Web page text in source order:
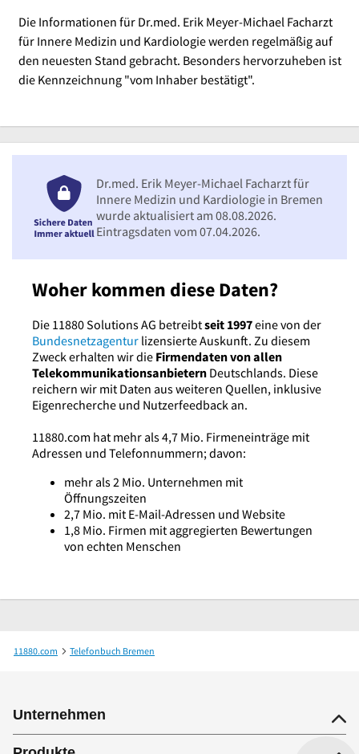
Die Informationen für Dr.med. Erik Meyer-Michael Facharzt
für Innere Medizin und Kardiologie werden regelmäßig auf
den neuesten Stand gebracht. Besonders hervorzuheben ist
die Kennzeichnung "vom Inhaber bestätigt".
Woher kommen diese Daten?
Die 11880 Solutions AG betreibtseit 1997eine von der
Bundesnetzagentur lizensierte Auskunft. Zu diesem
Zweck erhalten wir die Firmendaten von allen
Telekommunikationsanbietern Deutschlands. Diese
reichern wir mit Daten aus weiteren Quellen, inklusive
Eigenrecherche und Nutzerfeedback an.
11880.com hat mehr als 4,7 Mio. Firmeneinträge mit
Adressen und Telefonnummern; davon:
mehr als 2 Mio. Unternehmen mit
Öffnungszeiten
2,7 Mio. mit E-Mail-Adressen und Website
1,8 Mio. Firmen mit aggregierten Bewertungen
von echten Menschen
Dr.med. Erik Meyer-Michael Facharzt für
Innere Medizin und Kardiologie in Bremen
wurde aktualisiert am 08.08.2026.
Eintragsdaten vom 07.04.2026.
11880.com
Telefonbuch Bremen
Unternehmen